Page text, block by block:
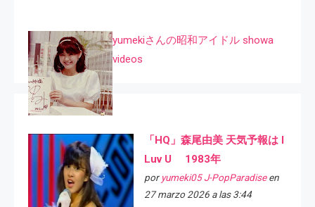
yumekiさんの昭和アイドル showa
videos
「HQ」森尾由美 天気予報は I
Luv U 1983年
por yumeki05 J-PopParadiseen
27 marzo 2026 a las 3:44